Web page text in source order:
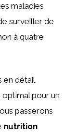
maladies
surveiller de
à quatre
en détail
optimal pour un
passerons
nutrition